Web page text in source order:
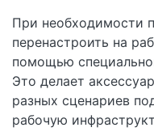
При необходимости
перенастроить на
помощью
Это делает
разных сценариев
рабочую